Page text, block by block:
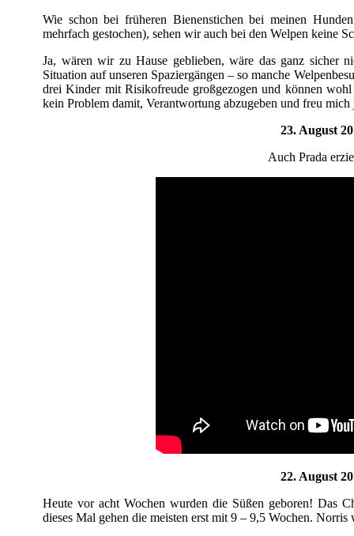
Wie schon bei früheren Bienenstichen bei meinen
mehrfach gestochen), sehen wir auch bei den Welpen keine
Ja, wären wir zu Hause geblieben, wäre das ganz sicher
Situation auf unseren Spaziergängen – so manche
drei Kinder mit Risikofreude großgezogen und können
kein Problem damit, Verantwortung abzugeben und freu
23. August
Auch Prada
22. August
Heute vor acht Wochen wurden die Süßen geboren! Das
dieses Mal gehen die meisten erst mit 9 – 9,5 Wochen.